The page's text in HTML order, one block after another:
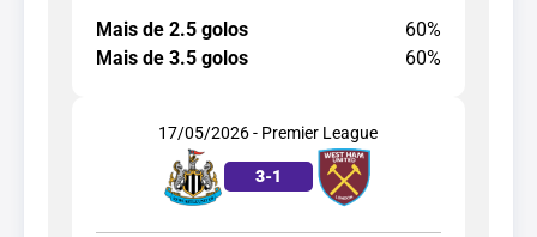
Mais de 2.5 golos
60%
Mais de 3.5 golos
60%
17/05/2026 - Premier League
3-1